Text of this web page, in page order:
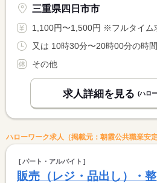
三重県四日市市
1,100円〜1,500円 ※フルタイム求人の場合は月額（換算額）、
その他
求人詳細を見る (ハロ
ハローワーク求人（掲載元：朝霞公共職業安定
パート・アルバイト
販売（レジ・品出し）・